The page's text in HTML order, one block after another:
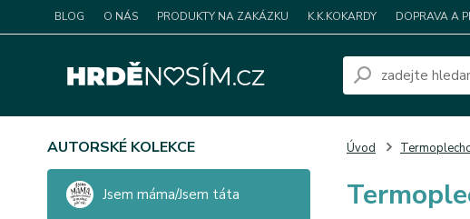
BLOG O NÁS PRODUKTY NA ZAKÁZKU K.K.KOKARDY DOPRAVA A
AUTORSKÉ KOLEKCE
Jsem máma/Jsem táta
Úvod